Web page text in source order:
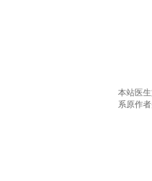
本站医
系原作